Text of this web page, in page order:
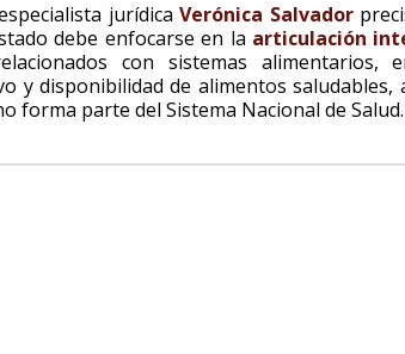
jurídicaVerónica Salvador
debe enfocarse en la articulación
con sistemas alimentarios,
y disponibilidad de alimentos
forma parte del Sistema Nacional de Salud.